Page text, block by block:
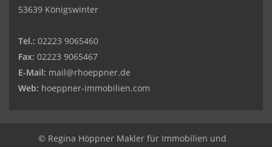
53639 Königswinter
Tel.: 02223 9065460
Fax: 02223 9065467
E-Mail: mail@rhoeppner.de
Web: hoeppner-immobilien.com
© Regina Höppner Makler für Immobilien und